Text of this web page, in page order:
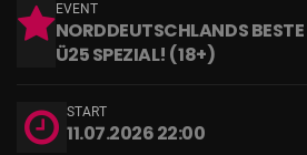
EVENT
NORDDEUTSCHLANDS
Ü25 SPEZIAL! (18+)
START
11.07.2026 22:00